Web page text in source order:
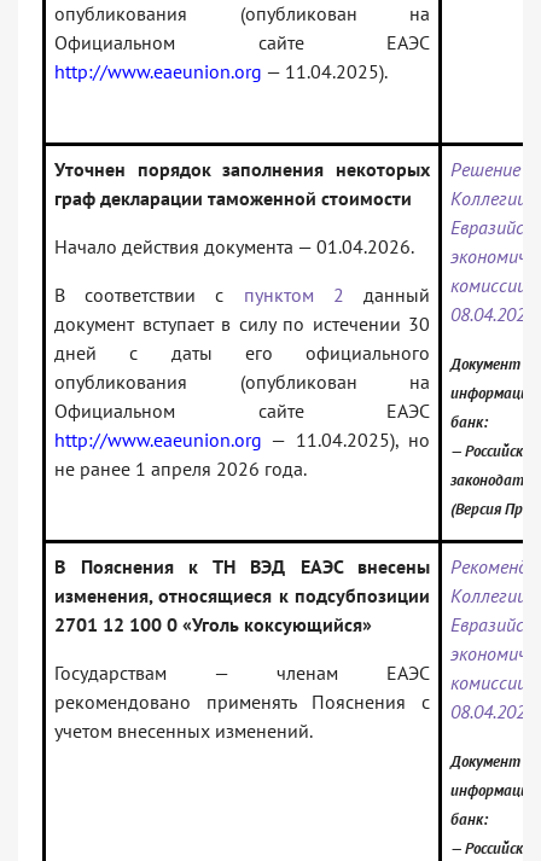
опубликования (опубликован на
Официальном сайте ЕАЭС
http://www.eaeunion.org — 11.04.2025).
Уточнен порядок заполнения некоторых
граф декларации таможенной стоимости
Начало действия документа — 01.04.2026.
В соответствии с пунктом 2 данный
документ вступает в силу по истечении 30
дней с даты его официального
опубликования (опубликован на
Официальном сайте ЕАЭС
http://www.eaeunion.org — 11.04.2025), но
не ранее 1 апреля 2026 года.
Решение
Коллегии
Документ
банк:
— Российское
(Версия
В Пояснения к ТН ВЭД ЕАЭС внесены
изменения, относящиеся к подсубпозиции
2701 12 100 0 «Уголь коксующийся»
Государствам — членам ЕАЭС
рекомендовано применять Пояснения с
учетом внесенных изменений.
Коллегии
Документ
банк:
— Российское